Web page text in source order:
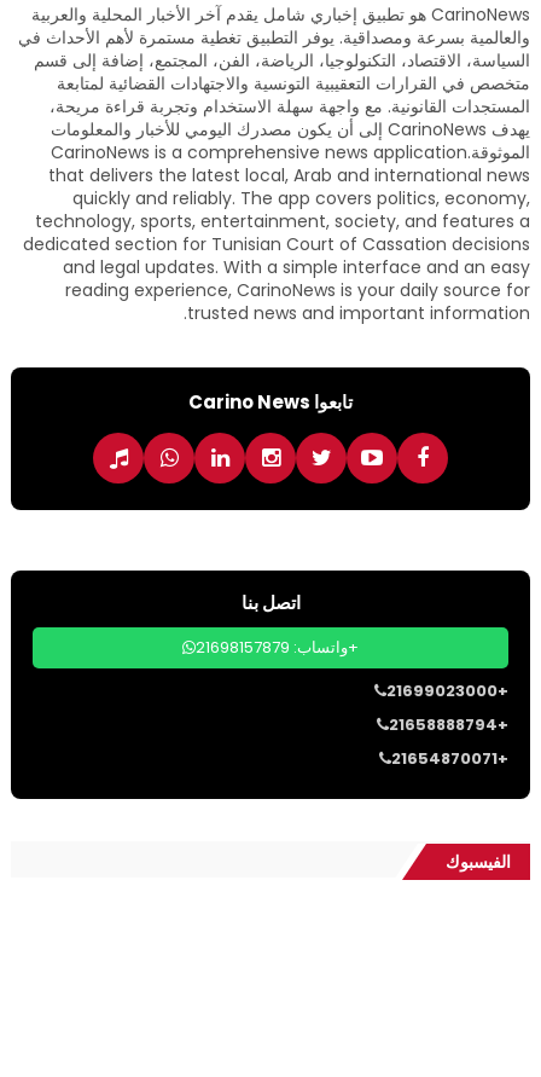
CarinoNews هو تطبيق إخباري شامل يقدم آخر الأخبار المحلية والعربية
والعالمية بسرعة ومصداقية. يوفر التطبيق تغطية مستمرة لأهم الأحداث في
السياسة، الاقتصاد، التكنولوجيا، الرياضة، الفن، المجتمع، إضافة إلى قسم
متخصص في القرارات التعقيبية التونسية والاجتهادات القضائية لمتابعة
المستجدات القانونية. مع واجهة سهلة الاستخدام وتجربة قراءة مريحة،
يهدف CarinoNews إلى أن يكون مصدرك اليومي للأخبار والمعلومات
الموثوقة.CarinoNews is a comprehensive news application
that delivers the latest local, Arab and international news
quickly and reliably. The app covers politics, economy,
technology, sports, entertainment, society, and features a
dedicated section for Tunisian Court of Cassation decisions
and legal updates. With a simple interface and an easy
reading experience, CarinoNews is your daily source for
trusted news and important information.
تابعوا Carino News
اتصل بنا
واتساب: 21698157879+
21699023000+
21658888794+
21654870071+
الفيسبوك